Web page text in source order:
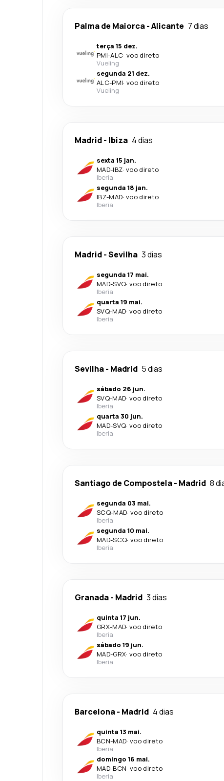
Palma de Maiorca-Alicante 7 dias
terça 15 dez.
PMI-ALC· voo direto
Vueling
segunda 21 dez.
ALC-PMI· voo direto
Vueling
Madrid- Ibiza 4 dias
sexta 15 jan.
MAD-IBZ· voo direto
Iberia
segunda 18 jan.
IBZ-MAD· voo direto
Iberia
Madrid-Sevilha 3 dias
segunda 17 mai.
MAD-SVQ· voo direto
Iberia
quarta 19 mai.
SVQ-MAD· voo direto
Iberia
Sevilha- Madrid 5 dias
sábado 26 jun.
SVQ-MAD· voo direto
Iberia
quarta 30 jun.
MAD-SVQ· voo direto
Iberia
Santiago de Compostela- Madrid 8
segunda 03 mai.
SCQ-MAD· voo direto
Iberia
segunda 10 mai.
MAD-SCQ· voo direto
Iberia
Granada- Madrid 3 dias
quinta 17 jun.
GRX-MAD· voo direto
Iberia
sábado 19 jun.
MAD-GRX· voo direto
Iberia
Barcelona- Madrid 4 dias
quinta 13 mai.
BCN-MAD· voo direto
Iberia
domingo 16 mai.
MAD-BCN· voo direto
Iberia